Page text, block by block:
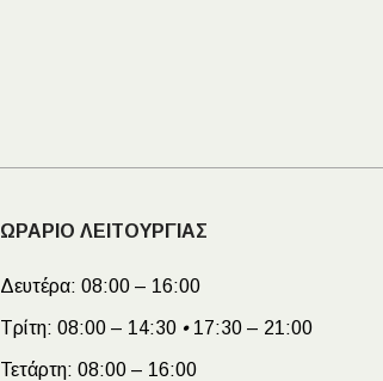
ΩΡΑΡΙΟ ΛΕΙΤΟΥΡΓΙΑΣ
Δευτέρα: 08:00 – 16:00
Τρίτη: 08:00 – 14:30 •17:30 – 21:00
Τετάρτη: 08:00 – 16:00